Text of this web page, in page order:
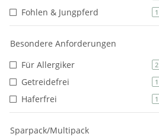
Fohlen & Jungpferd 1
Besondere Anforderungen
Für Allergiker
2
Getreidefrei 1
Haferfrei 1
Sparpack/Multipack